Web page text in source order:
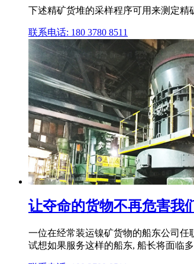
下述精矿货堆的采样程序可用来测定
联系电话: 180 3780 8511
让夺命的货物不再危害我
一位在经常装运镍矿货物的船东公司
试想如果服务这样的船东, 船长将面临